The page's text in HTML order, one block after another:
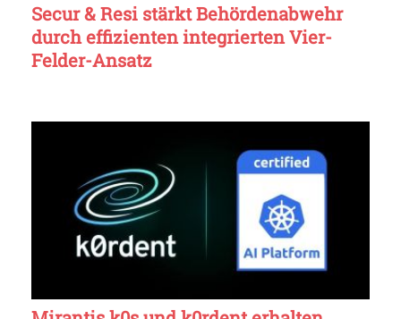
Secur & Resi stärkt Behördenabwehr
durch effizienten integrierten Vier-
Felder-Ansatz